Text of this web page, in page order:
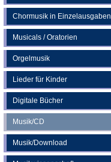
Chormusik in Einzelausgaben
Musicals / Oratorien
Orgelmusik
Lieder für Kinder
Digitale Bücher
Musik/CD
Musik/Download